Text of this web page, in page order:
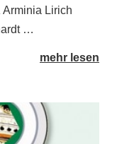
Lirich
…
mehr lesen